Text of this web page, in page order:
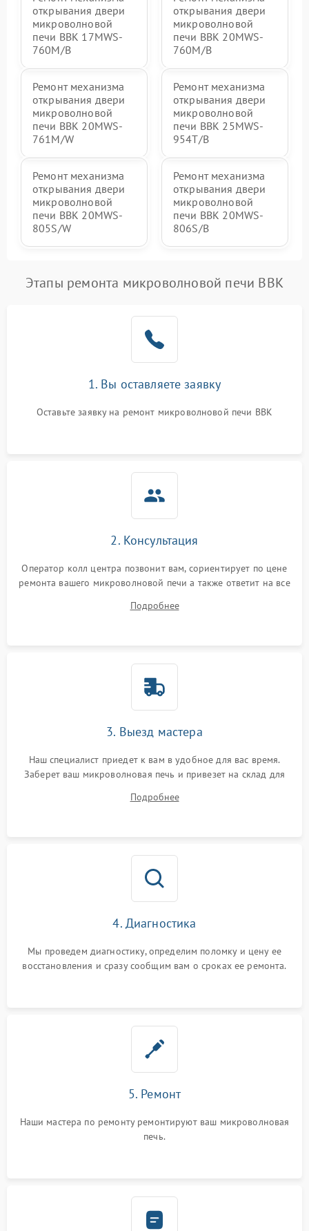
открывания двери
микроволновой
печи BBK 17MWS-
760M/B
открывания двери
микроволновой
печи BBK 20MWS-
760M/B
Ремонт механизма
открывания двери
микроволновой
печи BBK 20MWS-
761M/W
Ремонт механизма
открывания двери
микроволновой
печи BBK 25MWS-
954T/B
Ремонт механизма
открывания двери
микроволновой
печи BBK 20MWS-
805S/W
Ремонт механизма
открывания двери
микроволновой
печи BBK 20MWS-
806S/B
Этапы ремонта микроволновой печи BBK
1. Вы оставляете заявку
Оставьте заявку на ремонт микроволновой печи BBK
2. Консультация
Оператор колл центра позвонит вам, сориентирует по цене
ремонта вашего микроволновой печи а также ответит на все
Подробнее
3. Выезд мастера
Наш специалист приедет к вам в удобное для вас время.
Заберет ваш микроволновая печь и привезет на склад для
Подробнее
4. Диагностика
Мы проведем диагностику, определим поломку и цену ее
восстановления и сразу сообщим вам о сроках ее ремонта.
5. Ремонт
Наши мастера по ремонту ремонтируют ваш микроволновая
печь.